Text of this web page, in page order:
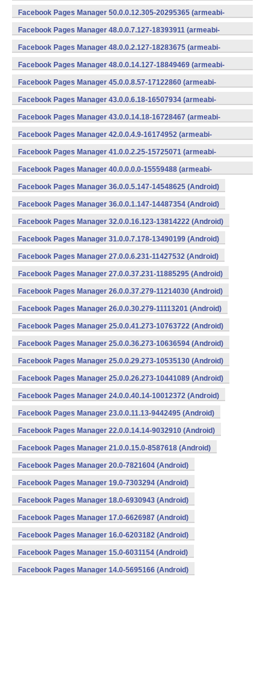
v7a) (Android)
Facebook Pages Manager 50.0.0.12.305-20295365 (armeabi-
v7a) (Android)
Facebook Pages Manager 48.0.0.7.127-18393911 (armeabi-
v7a) (Android)
Facebook Pages Manager 48.0.0.2.127-18283675 (armeabi-
v7a) (Android)
Facebook Pages Manager 48.0.0.14.127-18849469 (armeabi-
v7a) (Android)
Facebook Pages Manager 45.0.0.8.57-17122860 (armeabi-
v7a) (Android)
Facebook Pages Manager 43.0.0.6.18-16507934 (armeabi-
v7a) (Android)
Facebook Pages Manager 43.0.0.14.18-16728467 (armeabi-
v7a) (Android)
Facebook Pages Manager 42.0.0.4.9-16174952 (armeabi-
v7a) (Android)
Facebook Pages Manager 41.0.0.2.25-15725071 (armeabi-
v7a) (Android)
Facebook Pages Manager 40.0.0.0.0-15559488 (armeabi-
v7a) (Android)
Facebook Pages Manager 36.0.0.5.147-14548625 (Android)
Facebook Pages Manager 36.0.0.1.147-14487354 (Android)
Facebook Pages Manager 32.0.0.16.123-13814222 (Android)
Facebook Pages Manager 31.0.0.7.178-13490199 (Android)
Facebook Pages Manager 27.0.0.6.231-11427532 (Android)
Facebook Pages Manager 27.0.0.37.231-11885295 (Android)
Facebook Pages Manager 26.0.0.37.279-11214030 (Android)
Facebook Pages Manager 26.0.0.30.279-11113201 (Android)
Facebook Pages Manager 25.0.0.41.273-10763722 (Android)
Facebook Pages Manager 25.0.0.36.273-10636594 (Android)
Facebook Pages Manager 25.0.0.29.273-10535130 (Android)
Facebook Pages Manager 25.0.0.26.273-10441089 (Android)
Facebook Pages Manager 24.0.0.40.14-10012372 (Android)
Facebook Pages Manager 23.0.0.11.13-9442495 (Android)
Facebook Pages Manager 22.0.0.14.14-9032910 (Android)
Facebook Pages Manager 21.0.0.15.0-8587618 (Android)
Facebook Pages Manager 20.0-7821604 (Android)
Facebook Pages Manager 19.0-7303294 (Android)
Facebook Pages Manager 18.0-6930943 (Android)
Facebook Pages Manager 17.0-6626987 (Android)
Facebook Pages Manager 16.0-6203182 (Android)
Facebook Pages Manager 15.0-6031154 (Android)
Facebook Pages Manager 14.0-5695166 (Android)